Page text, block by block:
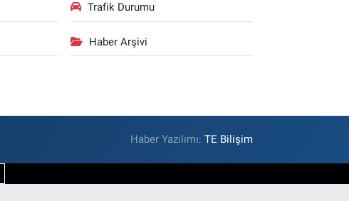
Trafik Durumu
Haber Arşivi
Haber Yazılımı:TE Bilişim